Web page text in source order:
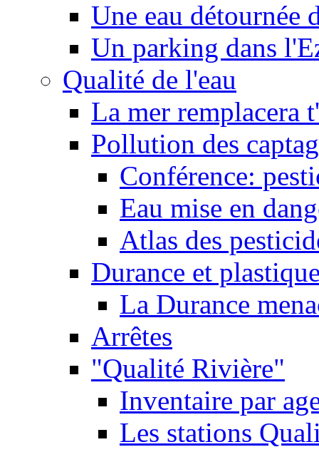
Une eau détournée
Un parking dans
Qualité de l'eau
La mer remplacera
Pollution des
Conférence:
Eau mise en
Atlas des
Durance et
La Durance
Arrêtes
"Qualité Rivière"
Inventaire par
Les stations